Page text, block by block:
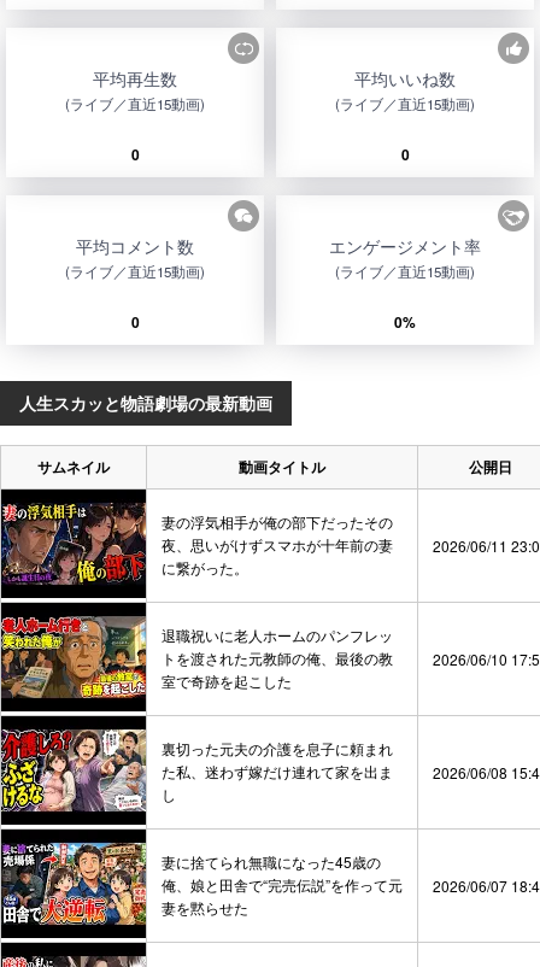
平均再生数
(ライブ／直近15動画)
0
平均いいね数
(ライブ／直近15動画)
0
平均コメント数
(ライブ／直近15動画)
0
エンゲージメント率
(ライブ／直近15動画)
0%
人生スカッと物語劇場の最新動画
サムネイル 動画タイトル 公開日
妻の浮気相手が俺の部下だったその
夜、思いがけずスマホが十年前の妻
に繋がった。
2026/06/11
退職祝いに老人ホームのパンフレッ
トを渡された元教師の俺、最後の教
室で奇跡を起こした
2026/06/10
裏切った元夫の介護を息子に頼まれ
た私、迷わず嫁だけ連れて家を出ま
し
2026/06/08
妻に捨てられ無職になった45歳の
俺、娘と田舎で“完売伝説”を作って元
妻を黙らせた
2026/06/07